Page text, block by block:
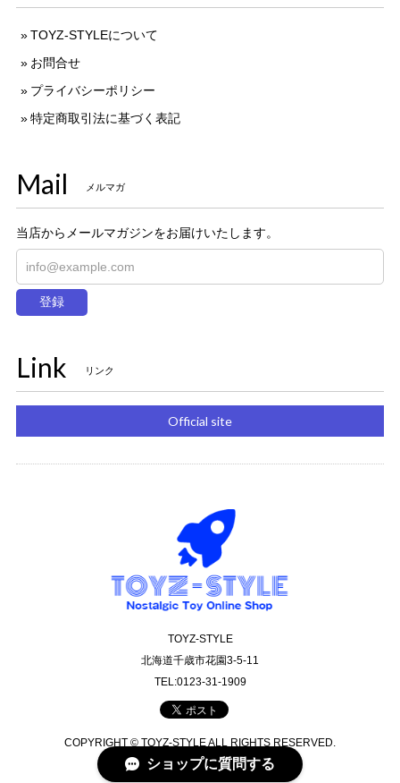
TOYZ-STYLEについて
お問合せ
プライバシーポリシー
特定商取引法に基づく表記
Mail メルマガ
当店からメールマガジンをお届けいたします。
登録
Link リンク
Official site
TOYZ-STYLE
北海道千歳市花園3-5-11
TEL:0123-31-1909
COPYRIGHT © TOYZ-STYLE ALL RIGHTS RESERVED.
ショップに質問する